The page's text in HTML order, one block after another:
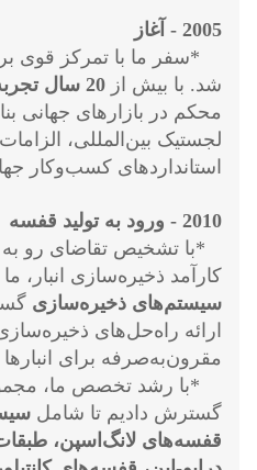
2005 - آغاز
*سفر ما با تمرکز قوی بر
شد. با بیش از 20 سال تجربه صادرات
محکم در بازارهای جهانی
لجستیک بین‌المللی،
استانداردهای کسب‌وکار
2010 - ورود به تولید قفسه
*با تشخیص تقاضای رو
کارآمد ذخیره‌سازی انبار، ما
سیستم‌های ذخیره‌سازی
ارائه راه‌حل‌های
مقرون‌به‌صرفه برای
*با رشد تخصص ما،
گسترش دادیم تا شامل
قفسه‌های لانگ‌اسپن،